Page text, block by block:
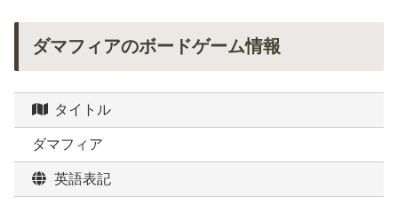
ダマフィアのボードゲーム情報
タイトル
ダマフィア
英語表記